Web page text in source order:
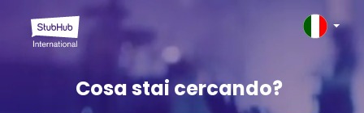
Cosa stai cercando?